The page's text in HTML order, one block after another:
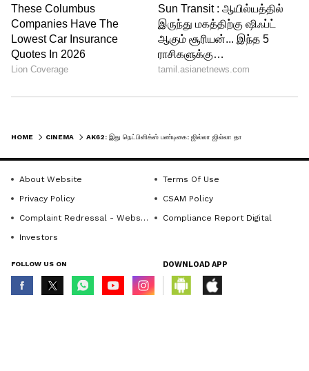
HOME CINEMA
About Website
Terms Of Use
Privacy Policy
CSAM Policy
Complaint Redressal - Website
Compliance Report Digital
Investors
FOLLOW US ON DOWNLOAD APP